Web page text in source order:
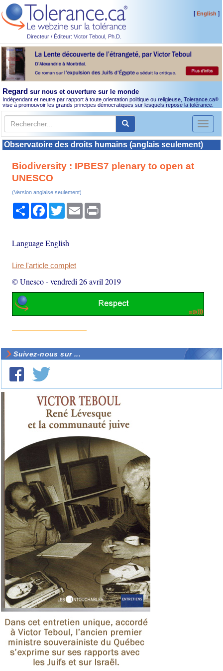
Directeur / Éditeur: Victor Teboul, Ph.D.
[English ]
Regard sur nous et ouverture sur le monde
Indépendant et neutre par rapport à toute orientation politique ou religieuse, Tolerance.ca®
vise à promouvoir les grands principes démocratiques sur lesquels repose la tolérance.
Toggle
Observatoire des droits humains (anglais seulement)
Biodiversity : IPBES7 plenary to open at
UNESCO
(Version anglaise seulement)
PartagerFacebook
TwitterEmail
Language English
Lire l'article complet
© Unesco-vendredi 26 avril 2019
Suivez-nous sur ...